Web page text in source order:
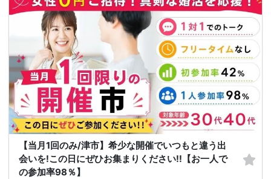
【当月1回のみ/津市】希少な開催でいつもと違う出
会いを!この日にぜひお集まりください!!【お一人で
の参加率98％】